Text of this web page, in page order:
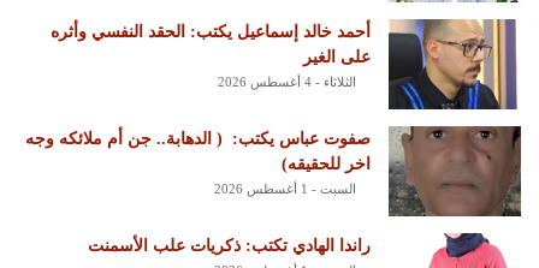
أحمد خالد إسماعيل يكتب: الحقد النفسي وأثره
على الغير
الثلاثاء - 4 أغسطس 2026
‏صفوت عباس يكتب: ‏ ‏( الدهابة.. جن أم ملائكه وجه
اخر للحقيقه)
السبت - 1 أغسطس 2026
راندا الهادي تكتب: ذكريات علب الأسمنت